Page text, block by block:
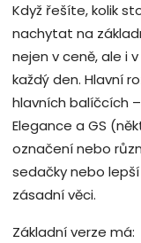
Když řešíte, kolik
nachytat na
nejen v ceně, ale i
každý den. Hlavní
hlavních balíčcích
Elegance a GS
označení nebo
sedačky nebo
zásadní věci.
Základní verze má: